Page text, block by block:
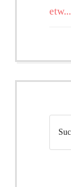
etw...